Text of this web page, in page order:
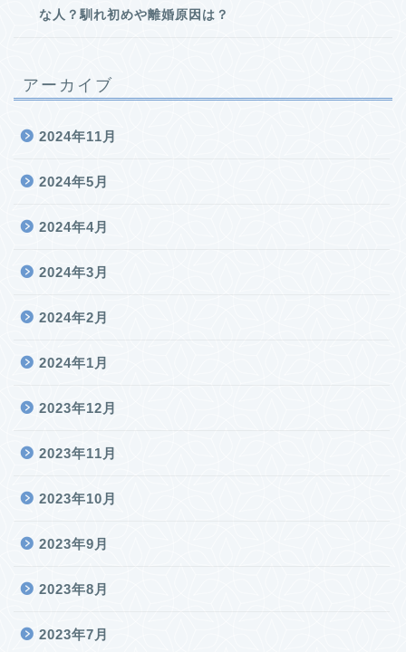
な人？馴れ初めや離婚原因は？
アーカイブ
2024年11月
2024年5月
2024年4月
2024年3月
2024年2月
2024年1月
2023年12月
2023年11月
2023年10月
2023年9月
2023年8月
2023年7月